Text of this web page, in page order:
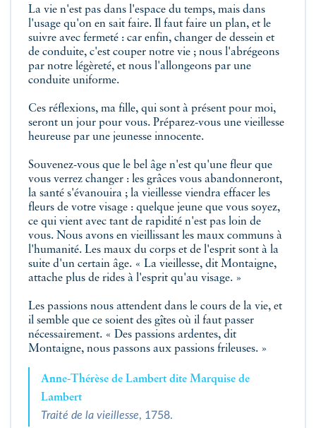
La vie n'est pas dans l'espace du temps, mais dans
l'usage qu'on en sait faire. Il faut faire un plan, et le
suivre avec fermeté : car enfin, changer de dessein et
de conduite, c'est couper notre vie ; nous l'abrégeons
par notre légèreté, et nous l'allongeons par une
conduite uniforme.
Ces réflexions, ma fille, qui sont à présent pour moi,
seront un jour pour vous. Préparez-vous une vieillesse
heureuse par une jeunesse innocente.
Souvenez-vous que le bel âge n'est qu'une fleur que
vous verrez changer : les grâces vous abandonneront,
la santé s'évanouira ; la vieillesse viendra effacer les
fleurs de votre visage : quelque jeune que vous soyez,
ce qui vient avec tant de rapidité n'est pas loin de
vous. Nous avons en vieillissant les maux communs à
l'humanité. Les maux du corps et de l'esprit sont à la
suite d'un certain âge. « La vieillesse, dit Montaigne,
attache plus de rides à l'esprit qu'au visage. »
Les passions nous attendent dans le cours de la vie, et
il semble que ce soient des gîtes où il faut passer
nécessairement. « Des passions ardentes, dit
Montaigne, nous passons aux passions frileuses. »
Anne-Thérèse de Lambert dite Marquise de
Lambert
Traité de la vieillesse, 1758.